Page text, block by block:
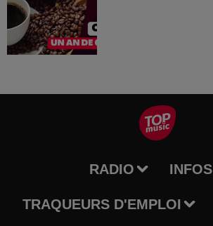
RADIO INFOS
TRAQUEURS D'EMPLOI